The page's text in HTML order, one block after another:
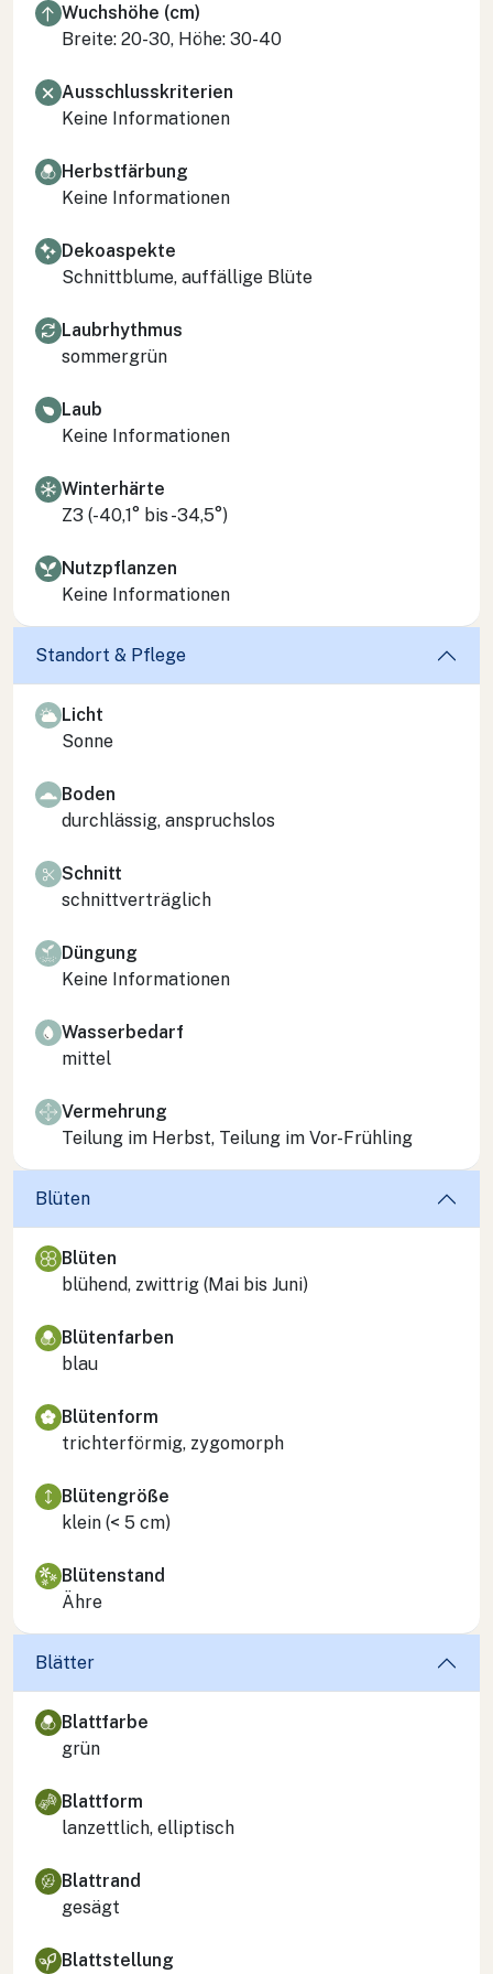
Wuchshöhe (cm)
Breite: 20-30, Höhe: 30-40
Ausschlusskriterien
Keine Informationen
Herbstfärbung
Keine Informationen
Dekoaspekte
Schnittblume, auffällige Blüte
Laubrhythmus
sommergrün
Laub
Keine Informationen
Winterhärte
Z3 (-40,1° bis -34,5°)
Nutzpflanzen
Keine Informationen
Standort & Pflege
Licht
Sonne
Boden
durchlässig, anspruchslos
Schnitt
schnittverträglich
Düngung
Keine Informationen
Wasserbedarf
mittel
Vermehrung
Teilung im Herbst, Teilung im Vor-Frühling
Blüten
Blüten
blühend, zwittrig (Mai bis Juni)
Blütenfarben
blau
Blütenform
trichterförmig, zygomorph
Blütengröße
klein (< 5 cm)
Blütenstand
Ähre
Blätter
Blattfarbe
grün
Blattform
lanzettlich, elliptisch
Blattrand
gesägt
Blattstellung